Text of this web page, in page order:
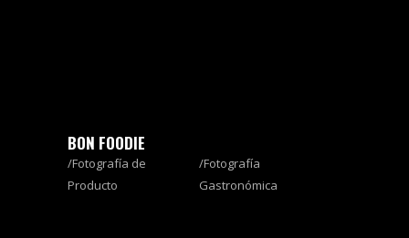
BON FOODIE
Fotografía de
Producto
Fotografía
Gastronómica